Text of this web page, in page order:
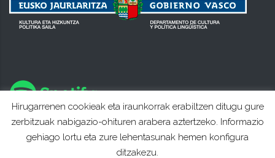
Hirugarrenen cookieak eta iraunkorrak erabiltzen ditugu gure
zerbitzuak nabigazio-ohituren arabera aztertzeko. Informazio
gehiago lortu eta zure lehentasunak hemen konfigura
ditzakezu.